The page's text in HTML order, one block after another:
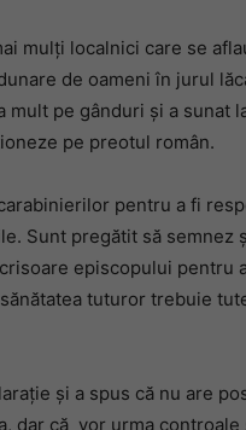
mulți localnici care se
de oameni în jurul
mult pe gânduri și a sunat
pe preotul român.
pentru a fi
Sunt pregătit să semnez
episcopului pentru
tuturor trebuie
și a spus că nu are
dar că vor urma controale